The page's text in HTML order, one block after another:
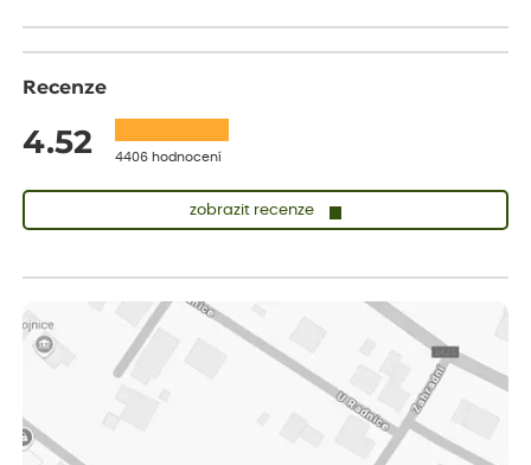
Recenze
4.52 4406 hodnocení
zobrazit recenze
Měla jsem pouze 1objednavku a zatím jsem spokojená se
sazenicemi
Miroslava
Rostliny byly v pořádku, dobře zabalené, celková spokojenost.